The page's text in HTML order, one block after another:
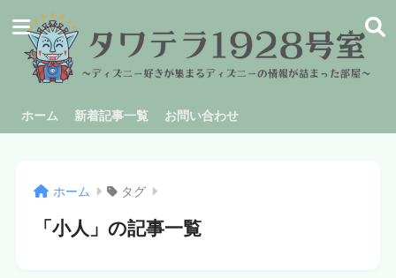
ホーム 新着記事一覧 お問い合わせ
ホーム タグ
「小人」の記事一覧